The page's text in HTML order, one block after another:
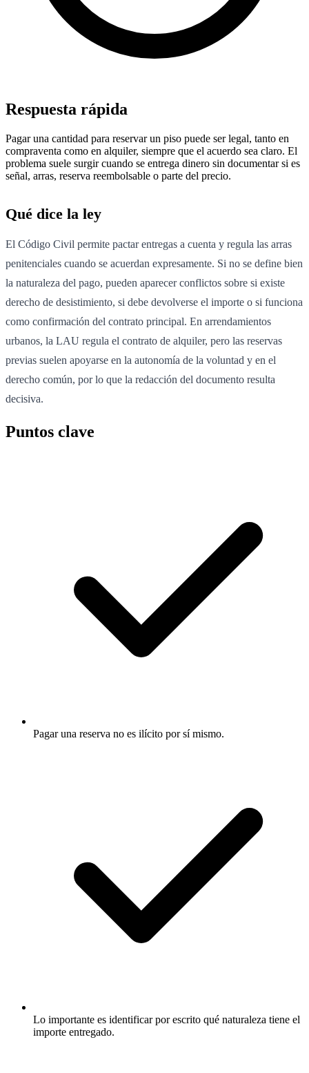
Respuesta rápida
Pagar una cantidad para reservar un piso puede ser legal, tanto en
compraventa como en alquiler, siempre que el acuerdo sea claro. El
problema suele surgir cuando se entrega dinero sin documentar si es
señal, arras, reserva reembolsable o parte del precio.
Qué dice la ley
El Código Civil permite pactar entregas a cuenta y regula las arras
penitenciales cuando se acuerdan expresamente. Si no se define bien
la naturaleza del pago, pueden aparecer conflictos sobre si existe
derecho de desistimiento, si debe devolverse el importe o si funciona
como confirmación del contrato principal. En arrendamientos
urbanos, la LAU regula el contrato de alquiler, pero las reservas
previas suelen apoyarse en la autonomía de la voluntad y en el
derecho común, por lo que la redacción del documento resulta
decisiva.
Puntos clave
Pagar una reserva no es ilícito por sí mismo.
Lo importante es identificar por escrito qué naturaleza tiene el
importe entregado.